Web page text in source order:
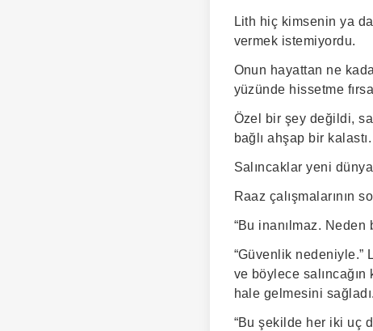
Lith hiç kimsenin ya
vermek istemiyordu.
Onun hayattan ne
yüzünde hissetme
Özel bir şey değildi,
bağlı ahşap bir
Salıncaklar yeni
Raaz çalışmalarının
“Bu inanılmaz.
“Güvenlik nedeniyle.”
ve böylece
hale gelmesini sağladı.
“Bu şekilde her iki uç